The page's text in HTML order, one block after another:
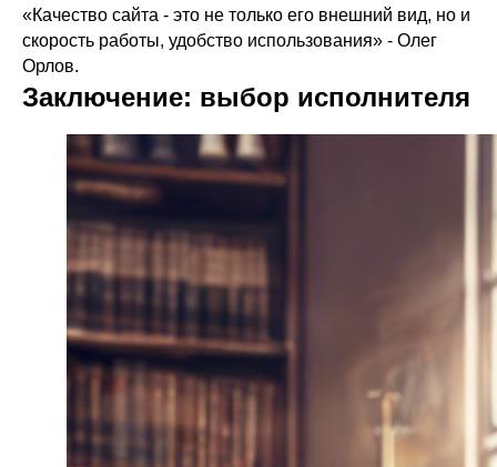
«Качество сайта - это не только его внешний вид, но и
скорость работы, удобство использования» - Олег
Орлов.
Заключение: выбор исполнителя